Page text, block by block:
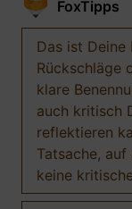
FoxTipps
Das ist
Rückschläge
klare
auch kritisch
reflektieren
Tatsache,
keine